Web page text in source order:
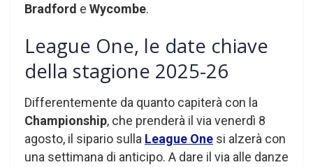
Bradford e Wycombe.
League One, le date chiave
della stagione 2025-26
Differentemente da quanto capiterà con la
Championship, che prenderà il via venerdì 8
agosto, il sipario sulla League One si alzerà con
una settimana di anticipo. A dare il via alle danze